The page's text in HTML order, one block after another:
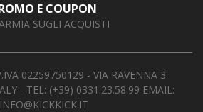
E COUPON
SUGLI ACQUISTI
02259750129 - VIA RAVENNA 3
- TEL: (+39) 0331.23.58.99 EMAIL:
INFO@KICKKICK.IT